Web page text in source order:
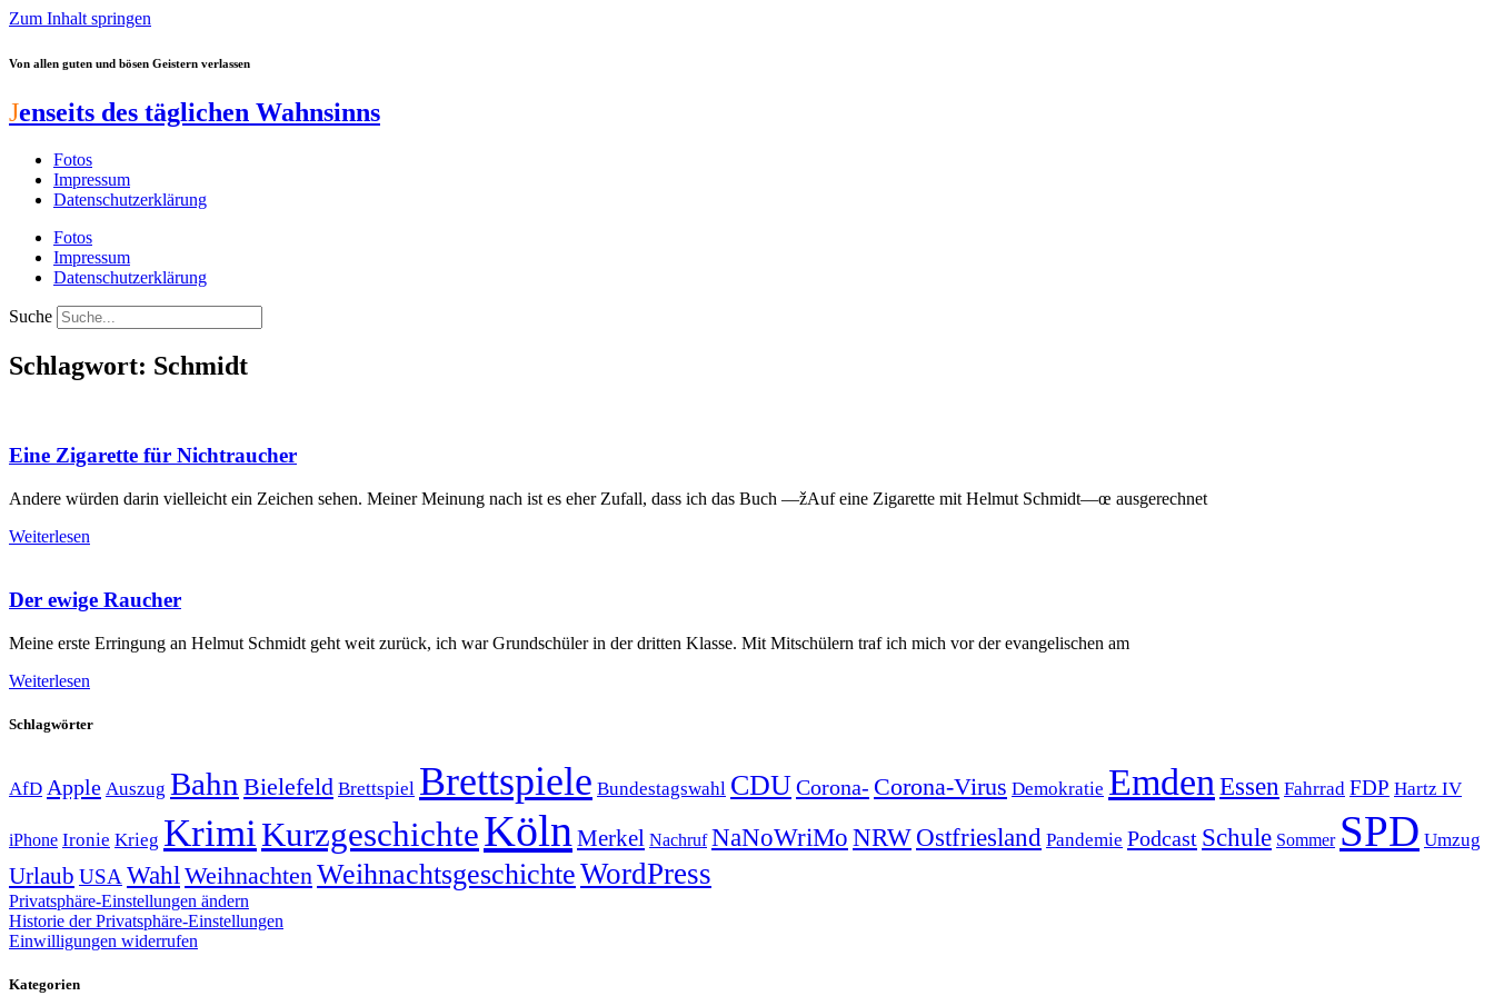
Zum Inhalt springen
Von allen guten und bösen Geistern verlassen
Jenseits des täglichen Wahnsinns
Fotos
Impressum
Datenschutzerklärung
Fotos
Impressum
Datenschutzerklärung
Suche
Schlagwort: Schmidt
Eine Zigarette für Nichtraucher
Andere würden darin vielleicht ein Zeichen sehen. Meiner Meinung nach ist es eher Zufall, dass ich das Buch —žAuf eine Zigarette mit Helmut Schmidt—œ ausgerechnet
Weiterlesen
Der ewige Raucher
Meine erste Erringung an Helmut Schmidt geht weit zurück, ich war Grundschüler in der dritten Klasse. Mit Mitschülern traf ich mich vor der evangelischen am
Weiterlesen
Schlagwörter
AfD Apple Auszug Bahn Bielefeld Brettspiel Brettspiele Bundestagswahl CDUCorona- Corona-Virus Demokratie Emden Essen Fahrrad FDP Hartz IV
iPhone Ironie Krieg KrimiKurzgeschichteKöln Merkel Nachruf NaNoWriMo NRWOstfriesland Pandemie Podcast Schule Sommer SPD Umzug
Urlaub USA Wahl Weihnachten WeihnachtsgeschichteWordPress
Privatsphäre-Einstellungen ändern
Historie der Privatsphäre-Einstellungen
Einwilligungen widerrufen
Kategorien